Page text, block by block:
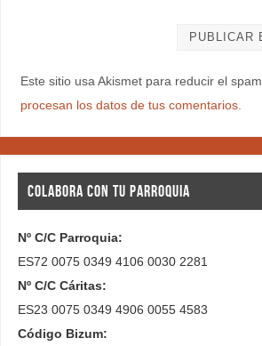
Este sitio usa Akismet para reducir el spam.
procesan los datos de tus comentarios.
COLABORA CON TU PARROQUIA
Nº C/C Parroquia:
ES72 0075 0349 4106 0030 2281
Nº C/C Cáritas:
ES23 0075 0349 4906 0055 4583
Código Bizum: